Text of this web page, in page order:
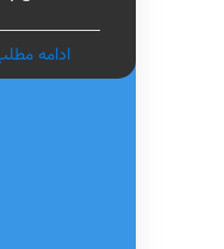
ادامه